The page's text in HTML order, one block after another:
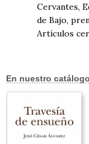
Cervantes,
de Bajo,
Artículos
En nuestro catálogo